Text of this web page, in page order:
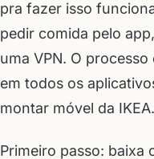
pra fazer isso
pedir comida pelo
uma VPN. O
em todos os
montar móvel da IKEA.
Primeiro passo: baixa